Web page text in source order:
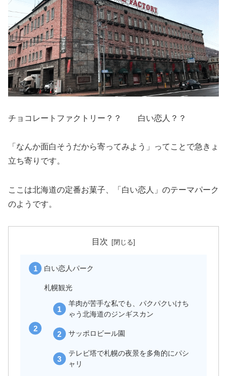
チョコレートファクトリー？？ 白い恋人？？
「なんか面白そうだから寄ってみよう」ってことで急きょ
立ち寄りです。
ここは北海道の定番お菓子、「白い恋人」のテーマパーク
のようです。
目次
白い恋人パーク
札幌観光
羊肉が苦手な私でも、パクパクいけち
ゃう北海道のジンギスカン
サッポロビール園
テレビ塔で札幌の夜景を多角的にパシ
ャリ